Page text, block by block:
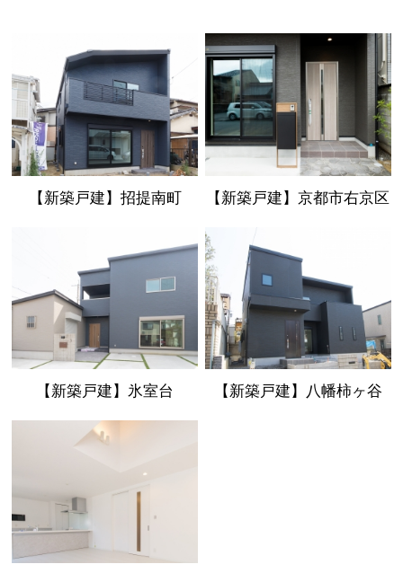
【新築戸建】招提南町 【新築戸建】京都市右京区
【新築戸建】氷室台 【新築戸建】八幡柿ヶ谷